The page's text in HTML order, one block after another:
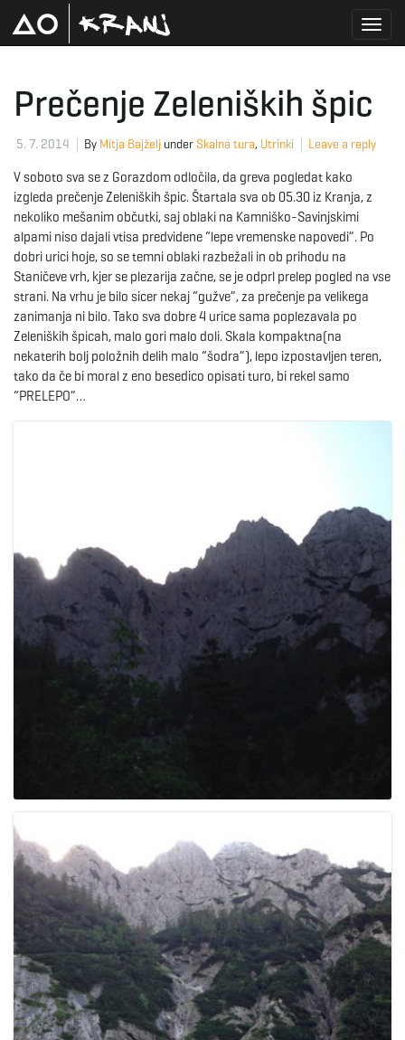
g
l
n
a
Prečenje Zeleniških špic
5. 7. 2014 By Mitja Bajželj under Skalna tura, Utrinki Leave a reply
V soboto sva se z Gorazdom odločila, da greva pogledat kako
izgleda prečenje Zeleniških špic. Štartala sva ob 05.30 iz Kranja, z
nekoliko mešanim občutki, saj oblaki na Kamniško-Savinjskimi
alpami niso dajali vtisa predvidene “lepe vremenske napovedi”. Po
dobri urici hoje, so se temni oblaki razbežali in ob prihodu na
Staničeve vrh, kjer se plezarija začne, se je odprl prelep pogled na vse
strani. Na vrhu je bilo sicer nekaj “gužve”, za prečenje pa velikega
zanimanja ni bilo. Tako sva dobre 4 urice sama poplezavala po
Zeleniških špicah, malo gori malo doli. Skala kompaktna(na
nekaterih bolj položnih delih malo “šodra”), lepo izpostavljen teren,
tako da če bi moral z eno besedico opisati turo, bi rekel samo
“PRELEPO”…